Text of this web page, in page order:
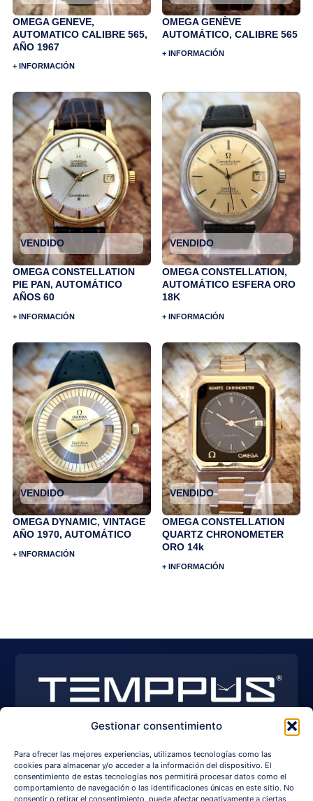
Gestionar consentimiento
Para ofrecer las mejores experiencias, utilizamos tecnologías como las
cookies para almacenar y/o acceder a la información del dispositivo. El
consentimiento de estas tecnologías nos permitirá procesar datos como el
comportamiento de navegación o las identificaciones únicas en este sitio. No
consentir o retirar el consentimiento, puede afectar negativamente a ciertas
OMEGA GENEVE,
AUTOMATICO CALIBRE 565,
AÑO 1967
+ INFORMACIÓN
OMEGA GENÈVE
AUTOMÁTICO, CALIBRE 565
+ INFORMACIÓN
VENDIDO
OMEGA CONSTELLATION
PIE PAN, AUTOMÁTICO
AÑOS 60
+ INFORMACIÓN
VENDIDO
OMEGA CONSTELLATION,
AUTOMÁTICO ESFERA ORO
18K
+ INFORMACIÓN
VENDIDO
OMEGA DYNAMIC, VINTAGE
AÑO 1970, AUTOMÁTICO
+ INFORMACIÓN
VENDIDO
OMEGA CONSTELLATION
QUARTZ CHRONOMETER
ORO 14k
+ INFORMACIÓN
EXPLORE WATCHES
n
s
t
a
g
o
u
t
u
b
a
c
e
b
o
+34 650 209 750 info@temppus.com